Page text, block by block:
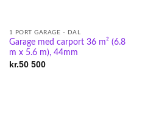
1 PORT GARAGE - DAL
Garage med carport 36 m² (6.8
m x 5.6 m), 44mm
kr.50 500